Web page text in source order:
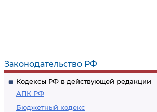
Законодательство РФ
Кодексы РФ в действующей редакции
АПК РФ
Бюджетный кодекс